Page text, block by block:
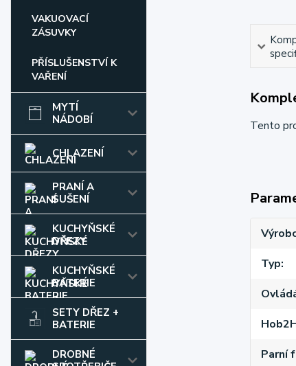
VAKUOVACÍ
ZÁSUVKY
PŘÍSLUŠENSTVÍ K
VAŘENÍ
MYTÍ
NÁDOBÍ
CHLAZENÍ
PRANÍ A
SUŠENÍ
KUCHYŇSKÉ
DŘEZY
KUCHYŇSKÉ
BATERIE
SETY DŘEZ +
BATERIE
DROBNÉ
Tento
Typ
Parní